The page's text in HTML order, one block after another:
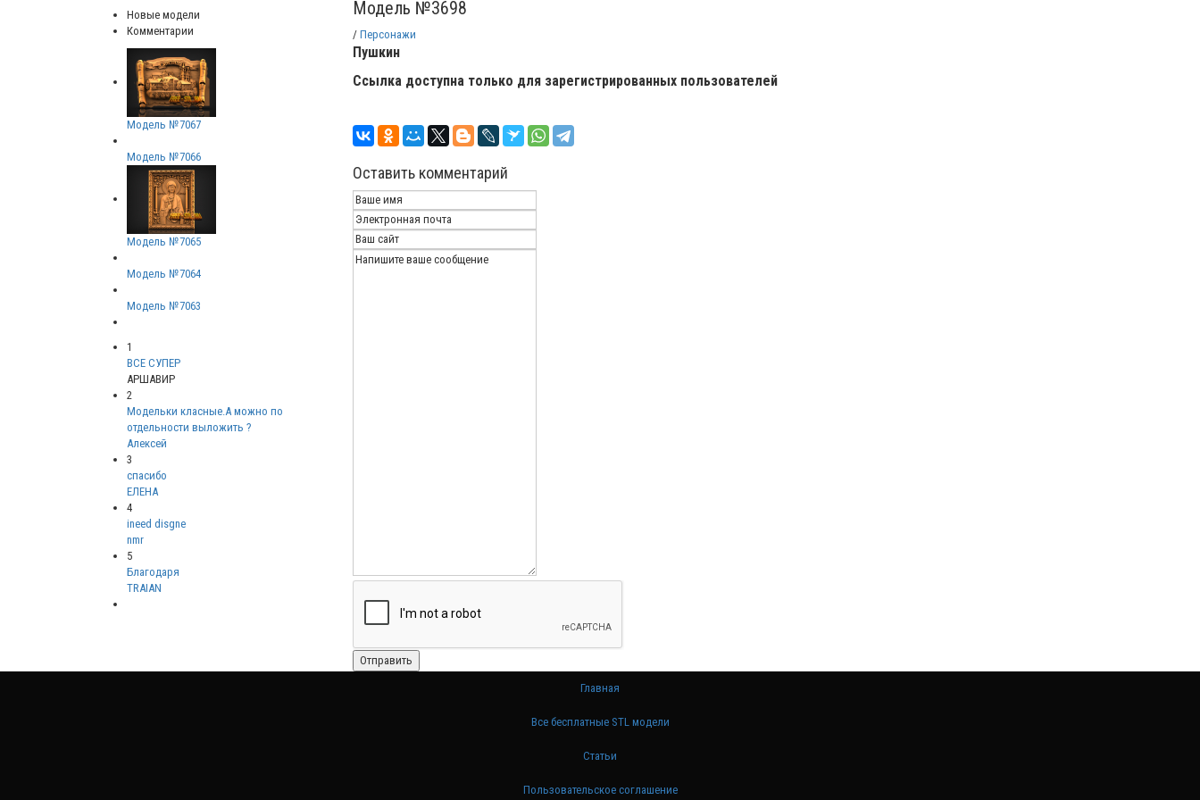
Новые модели
Комментарии
Модель №7067
Модель №7066
Модель №7065
Модель №7064
Модель №7063
1
ВСЕ СУПЕР
АРШАВИР
2
Модельки класные.А можно по
отдельности выложить ?
Алексей
3
спасибо
ЕЛЕНА
4
ineed disgne
nmr
5
Благодаря
TRAIAN
Модель №3698
/ Персонажи
Пушкин
Ссылка доступна только для зарегистрированных пользователей
Оставить комментарий
Главная
Все бесплатные STL модели
Статьи
Пользовательское соглашение